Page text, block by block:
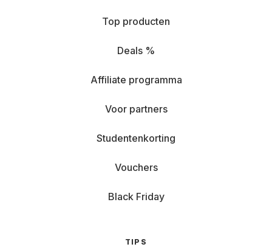
Top producten
Deals %
Affiliate programma
Voor partners
Studentenkorting
Vouchers
Black Friday
TIPS